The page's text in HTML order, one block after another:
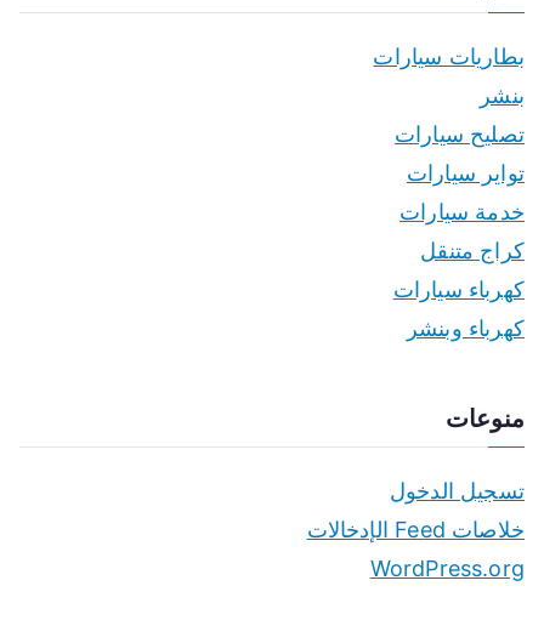
بطاريات سيارات
بنشر
تصليح سيارات
تواير سيارات
خدمة سيارات
كراج متنقل
كهرباء سيارات
كهرباء وبنشر
منوعات
تسجيل الدخول
خلاصات Feed الإدخالات
WordPress.org